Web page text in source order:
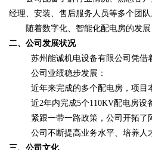
经理、安装、售后服务人员等多个团队
随着数字化、智能化配电房的发
二、公司发展状况
苏州能诚机电设备有限公司凭
公司业绩稳步发展：
近年来完成的多个配电房，项目
近2年内完成5个110KV配电房设
紧跟一带一路政策，公司开拓了
公司不断提高业务水平、培养
三、公司文化